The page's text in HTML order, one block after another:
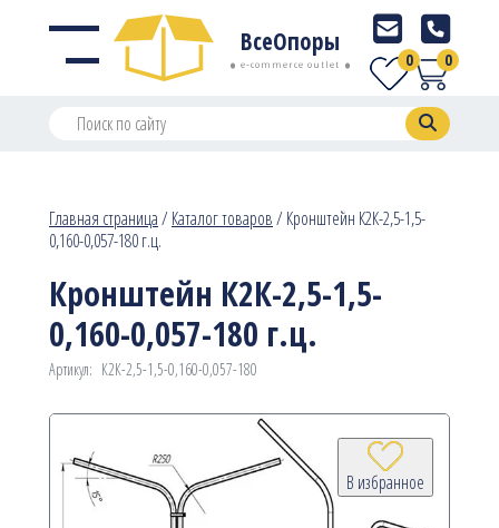
ВсеОпоры
e-commerce outlet 0
0
Главная страница/Каталог товаров/Кронштейн К2К-2,5-1,5-
0,160-0,057-180 г.ц.
Кронштейн К2К-2,5-1,5-
0,160-0,057-180 г.ц.
Артикул: К2К-2,5-1,5-0,160-0,057-180
В избранное